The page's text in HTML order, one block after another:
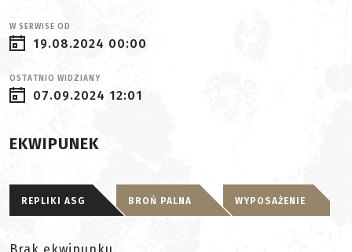
W SERWISE OD
19.08.2024 00:00
OSTATNIO WIDZIANY
07.09.2024 12:01
EKWIPUNEK
REPLIKI ASG BROŃ PALNA WYPOSAŻENIE